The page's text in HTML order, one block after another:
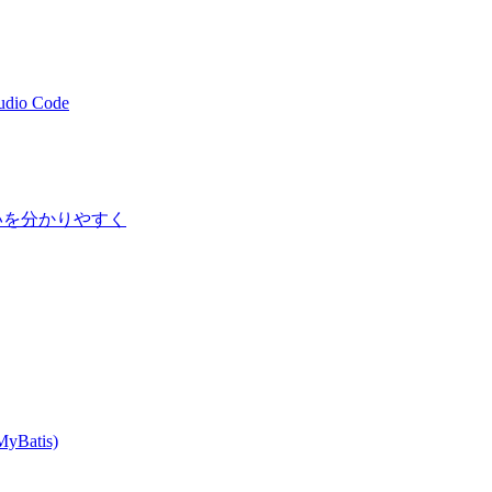
Code
分かりやすく